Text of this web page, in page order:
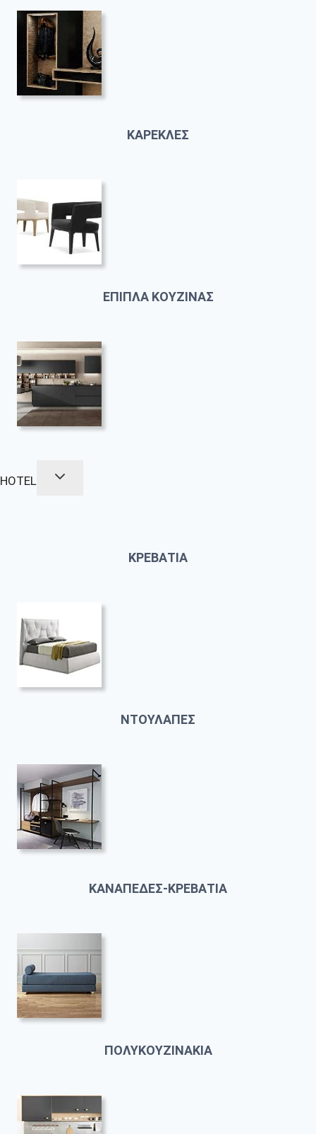
ΚΑΡΕΚΛΕΣ
ΕΠΙΠΛΑ ΚΟΥΖΙΝΑΣ
HOTEL
ΚΡΕΒΑΤΙΑ
ΝΤΟΥΛΑΠΕΣ
ΚΑΝΑΠΕΔΕΣ-ΚΡΕΒΑΤΙΑ
ΠΟΛΥΚΟΥΖΙΝΑΚΙΑ